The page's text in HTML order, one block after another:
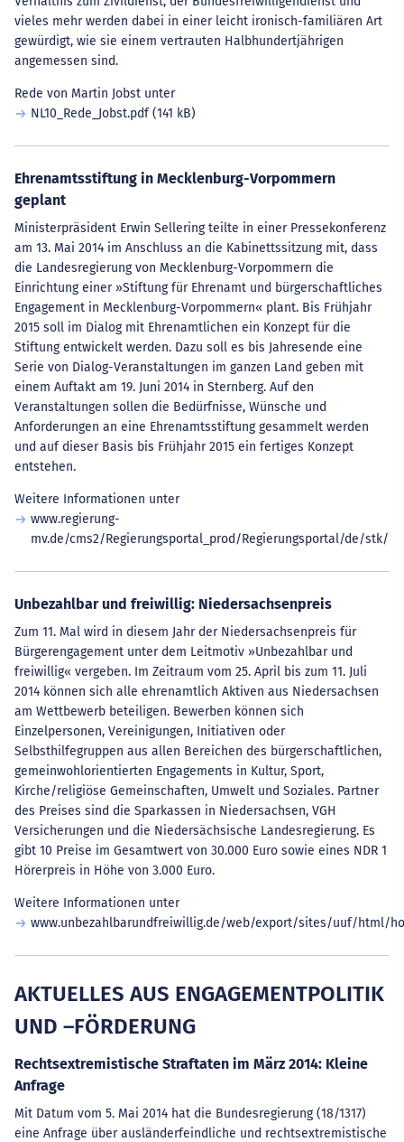
vieles mehr werden dabei in einer leicht ironisch-familiären Art
gewürdigt, wie sie einem vertrauten Halbhundertjährigen
angemessen sind.
Rede von Martin Jobst unter
NL10_Rede_Jobst.pdf(141 kB)
Ehrenamtsstiftung in Mecklenburg-Vorpommern
geplant
Ministerpräsident Erwin Sellering teilte in einer Pressekonferenz
am 13. Mai 2014 im Anschluss an die Kabinettssitzung mit, dass
die Landesregierung von Mecklenburg-Vorpommern die
Einrichtung einer »Stiftung für Ehrenamt und bürgerschaftliches
Engagement in Mecklenburg-Vorpommern« plant. Bis Frühjahr
2015 soll im Dialog mit Ehrenamtlichen ein Konzept für die
Stiftung entwickelt werden. Dazu soll es bis Jahresende eine
Serie von Dialog-Veranstaltungen im ganzen Land geben mit
einem Auftakt am 19. Juni 2014 in Sternberg. Auf den
Veranstaltungen sollen die Bedürfnisse, Wünsche und
Anforderungen an eine Ehrenamtsstiftung gesammelt werden
und auf dieser Basis bis Frühjahr 2015 ein fertiges Konzept
entstehen.
Weitere Informationen unter
www.regierung-
mv.de/cms2/Regierungsportal_prod/Regierungsportal/de/stk/
Unbezahlbar und freiwillig: Niedersachsenpreis
Zum 11. Mal wird in diesem Jahr der Niedersachsenpreis für
Bürgerengagement unter dem Leitmotiv »Unbezahlbar und
freiwillig« vergeben. Im Zeitraum vom 25. April bis zum 11. Juli
2014 können sich alle ehrenamtlich Aktiven aus Niedersachsen
am Wettbewerb beteiligen. Bewerben können sich
Einzelpersonen, Vereinigungen, Initiativen oder
Selbsthilfegruppen aus allen Bereichen des bürgerschaftlichen,
gemeinwohlorientierten Engagements in Kultur, Sport,
Kirche/religiöse Gemeinschaften, Umwelt und Soziales. Partner
des Preises sind die Sparkassen in Niedersachsen, VGH
Versicherungen und die Niedersächsische Landesregierung. Es
gibt 10 Preise im Gesamtwert von 30.000 Euro sowie eines NDR 1
Hörerpreis in Höhe von 3.000 Euro.
Weitere Informationen unter
www.unbezahlbarundfreiwillig.de/web/export/sites/uuf/html/
AKTUELLES AUS ENGAGEMENTPOLITIK
UND –FÖRDERUNG
Rechtsextremistische Straftaten im März 2014: Kleine
Anfrage
Mit Datum vom 5. Mai 2014 hat die Bundesregierung (18/1317)
eine Anfrage über ausländerfeindliche und rechtsextremistische